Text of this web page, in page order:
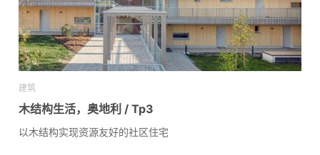
建筑
木结构生活，奥地利 / Tp3
以木结构实现资源友好的社区住宅